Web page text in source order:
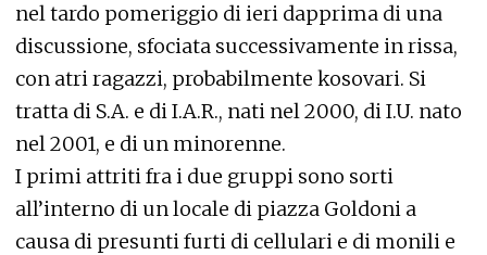
nel tardo pomeriggio di ieri dapprima di una
discussione, sfociata successivamente in rissa,
con atri ragazzi, probabilmente kosovari. Si
tratta di S.A. e di I.A.R., nati nel 2000, di I.U. nato
nel 2001, e di un minorenne.
I primi attriti fra i due gruppi sono sorti
all’interno di un locale di piazza Goldoni a
causa di presunti furti di cellulari e di monili e